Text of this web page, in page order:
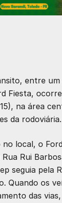
entre um
Fiesta,
na área
da rodoviária.
local, o
Rui
seguia pela
Quando os
das